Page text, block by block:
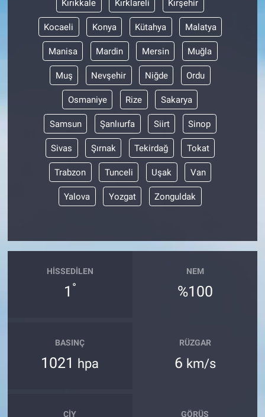
Kırıkkale Kırklareli Kırşehir
Kocaeli Konya Kütahya Malatya
Manisa Mardin Mersin Muğla
Muş Nevşehir Niğde Ordu
Osmaniye Rize Sakarya
Samsun Şanlıurfa Siirt Sinop
Sivas Şırnak Tekirdağ Tokat
Trabzon Tunceli Uşak Van
Yalova Yozgat Zonguldak
HISSEDILEN
1 °
NEM
%100
BASINÇ
1021 hpa
RÜZGAR
6 km/s
ÇIY GÖRÜŞ